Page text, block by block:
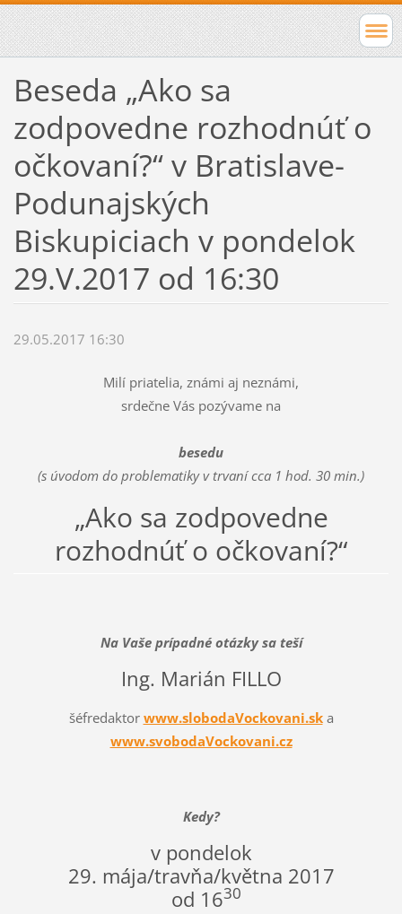
Beseda „Ako sa
zodpovedne rozhodnúť o
očkovaní?“ v Bratislave-
Podunajských
Biskupiciach v pondelok
29.V.2017 od 16:30
29.05.2017 16:30
Milí priatelia, známi aj neznámi,
srdečne Vás pozývame na
besedu
(s úvodom do problematiky v trvaní cca 1 hod. 30 min.)
„Ako sa zodpovedne
rozhodnúť o očkovaní?“
Na Vaše prípadné otázky sa teší
Ing. Marián FILLO
šéfredaktor www.slobodaVockovani.ska
www.svobodaVockovani.cz
Kedy?
v pondelok
29. mája/travňa/května 2017
od 1630